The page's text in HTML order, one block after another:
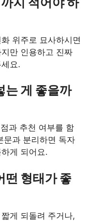
위주로 묘사하시면
만 인용하고 진짜
요.
는 게 좋을까
과 추천 여부를 함
문과 분리하면 독자
게 되어요.
떤 형태가 좋
게 되돌려 주거나,